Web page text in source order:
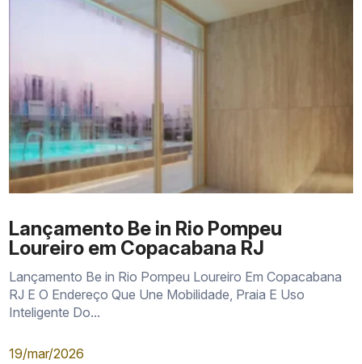
Lançamento Be in Rio Pompeu
Loureiro em Copacabana RJ
Lançamento Be in Rio Pompeu Loureiro Em Copacabana
RJ E O Endereço Que Une Mobilidade, Praia E Uso
Inteligente Do...
19/mar/2026